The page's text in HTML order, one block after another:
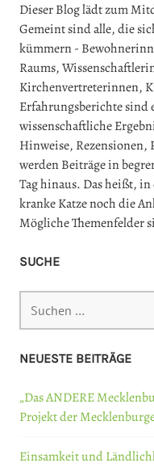
Dieser Blog lädt zum
Gemeint sind alle, die
kümmern -
Raums,
Kirchenvertreterinnen,
Erfahrungsberichte sind
wissenschaftliche
Hinweise,
werden Beiträge in
Tag hinaus. Das heißt,
kranke Katze noch die
Mögliche Themenfelder
SUCHE
nach:
NEUESTE BEITRÄGE
„Das ANDERE
Projekt der
Einsamkeit und